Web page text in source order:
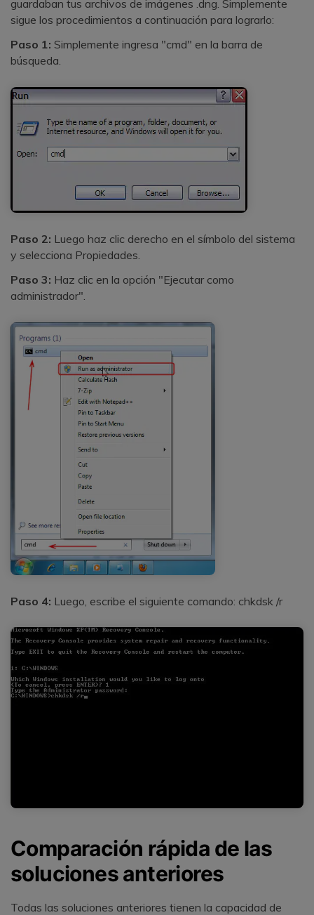
guardaban tus archivos de imágenes .dng. Simplemente
sigue los procedimientos a continuación para lograrlo:
Paso 1: Simplemente ingresa "cmd" en la barra de
búsqueda.
Paso 2: Luego haz clic derecho en el símbolo del sistema
y selecciona Propiedades.
Paso 3: Haz clic en la opción "Ejecutar como
administrador".
Paso 4: Luego, escribe el siguiente comando: chkdsk /r
Comparación rápida de las
soluciones anteriores
Todas las soluciones anteriores tienen la capacidad de